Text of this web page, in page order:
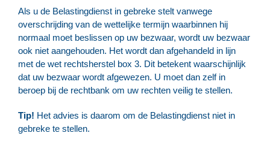
Als u de Belastingdienst in gebreke stelt vanwege
overschrijding van de wettelijke termijn waarbinnen hij
normaal moet beslissen op uw bezwaar, wordt uw bezwaar
ook niet aangehouden. Het wordt dan afgehandeld in lijn
met de wet rechtsherstel box 3. Dit betekent waarschijnlijk
dat uw bezwaar wordt afgewezen. U moet dan zelf in
beroep bij de rechtbank om uw rechten veilig te stellen.
Tip! Het advies is daarom om de Belastingdienst niet in
gebreke te stellen.